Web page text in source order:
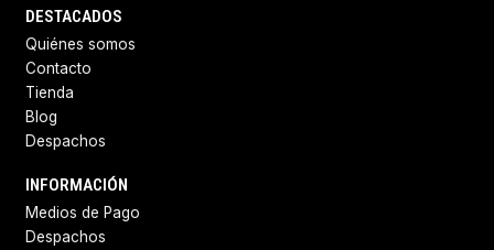
DESTACADOS
Quiénes somos
Contacto
Tienda
Blog
Despachos
INFORMACIÓN
Medios de Pago
Despachos